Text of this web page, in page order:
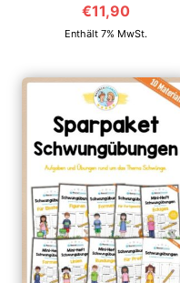
von 5
€11,90
Enthält 7% MwSt.